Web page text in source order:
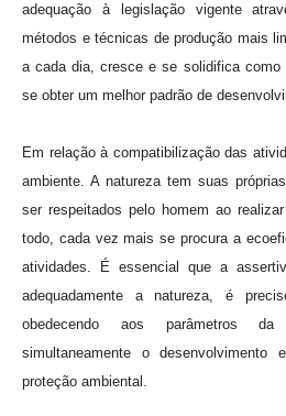
adequação à legislação vigente
métodos e técnicas de produção mais
a cada dia, cresce e se solidifica como
se obter um melhor padrão de
Em relação à compatibilização das
ambiente. A natureza tem suas
ser respeitados pelo homem ao
todo, cada vez mais se procura a
atividades. É essencial que a
adequadamente a natureza, é
obedecendo aos parâmetros da
simultaneamente o
proteção ambiental.